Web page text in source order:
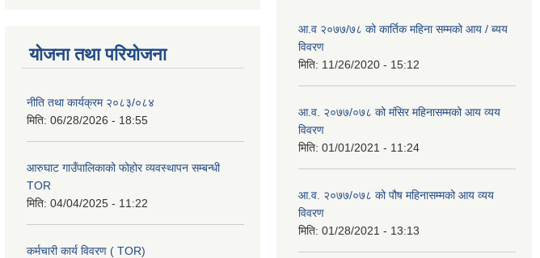
योजना तथा परियोजना
नीति तथा कार्यक्रम २०८३/०८४
मिति: 06/28/2026 - 18:55
आरुघाट गाउँपालिकाको फोहोर व्यवस्थापन सम्बन्धी
TOR
मिति: 04/04/2025 - 11:22
कर्मचारी कार्य विवरण ( TOR)
आ.व २०७७/७८ को कार्तिक महिना सम्मको आय / ब्यय
विवरण
मिति: 11/26/2020 - 15:12
आ.व. २०७७/०७८ को मंसिर महिनासम्मको आय व्यय
विवरण
मिति: 01/01/2021 - 11:24
आ.व. २०७७/०७८ को पौष महिनासम्मको आय व्यय
विवरण
मिति: 01/28/2021 - 13:13